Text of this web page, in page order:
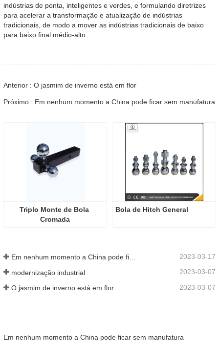
indústrias de ponta, inteligentes e verdes, e formulando diretrizes
para acelerar a transformação e atualização de indústrias
tradicionais, de modo a mover as indústrias tradicionais de baixo
para baixo final médio-alto.
Anterior : O jasmim de inverno está em flor
Próximo : Em nenhum momento a China pode ficar sem manufatura
Triplo Monte de Bola
Cromada
Bola de Hitch General
Em nenhum momento a China pode ficar sem manufatura 2023-03-17
modernização industrial 2023-03-07
O jasmim de inverno está em flor 2023-03-07
Em nenhum momento a China pode ficar sem manufatura